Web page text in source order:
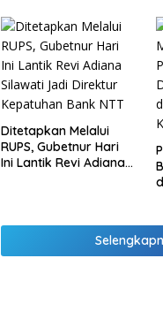
Raharja Berikan
Pembinaan di
Lampung dan Tinjau
Samsat Rajabasa
Ditetapkan Melalui
RUPS, Gubetnur Hari
Ini Lantik Revi Adiana